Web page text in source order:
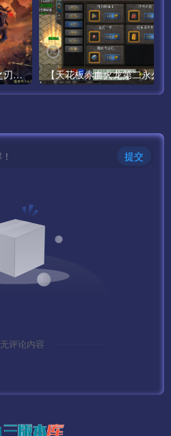
题
接数据库会出现乱码，需要把
效 请修改服务端：
目录下的
需要单独打开
文件
【传奇手游之天花板屠龙之刃第三季免授权版】站长推荐经典三职业特色战神引擎传奇手游最新打包Win服务端源码视频架设教程-新版GM多功能网页授权物品后台-GM直冲网页后台-安卓版本！
提交
评论内容